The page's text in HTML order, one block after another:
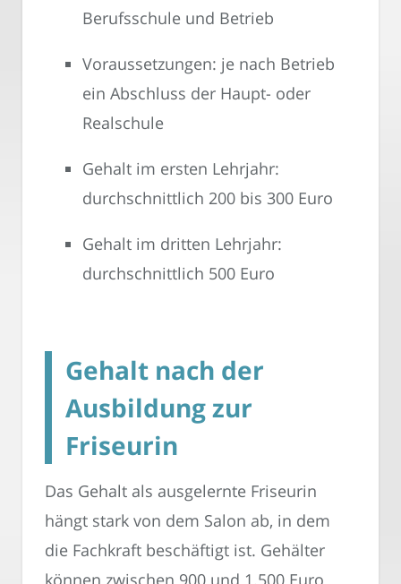
Berufsschule und Betrieb
Voraussetzungen: je nach Betrieb
ein Abschluss der Haupt- oder
Realschule
Gehalt im ersten Lehrjahr:
durchschnittlich 200 bis 300 Euro
Gehalt im dritten Lehrjahr:
durchschnittlich 500 Euro
Gehalt nach der
Ausbildung zur
Friseurin
Das Gehalt als ausgelernte Friseurin
hängt stark von dem Salon ab, in dem
die Fachkraft beschäftigt ist. Gehälter
können zwischen 900 und 1.500 Euro